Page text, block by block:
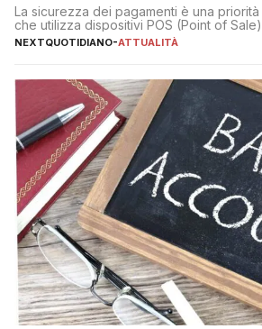
La sicurezza dei pagamenti è una
che utilizza dispositivi POS (Point of
NEXTQUOTIDIANO-ATTUALITÀ